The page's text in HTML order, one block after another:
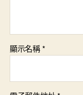
顯示名稱*